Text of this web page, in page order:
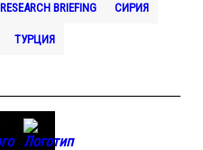
RESEARCH BRIEFING СИРИЯ
ТУРЦИЯ